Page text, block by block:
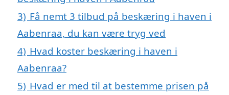
3) Få nemt 3 tilbud på beskæring i haven i
Aabenraa, du kan være tryg ved
4) Hvad koster beskæring i haven i
Aabenraa?
5) Hvad er med til at bestemme prisen på